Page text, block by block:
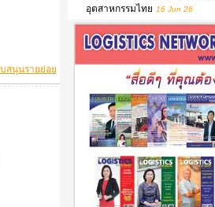
สนุนรายย่อย
อุตสาหกรรมไทย 16 Jun 26